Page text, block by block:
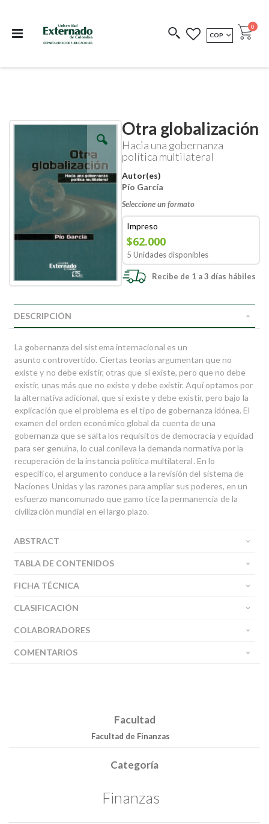
COEDICIONES REDIMIR CÓDIGO
MONEDA
COP Cart
0
Otra globalización
Hacia una gobernanza
política multilateral
Autor(es)
Pío García
Seleccione un formato
Impreso
$62.000
5 Unidades disponibles
Recibe de 1 a 3 días hábiles
Skip
images
gallery
Skip
images
gallery
DESCRIPCIÓN
La gobernanza del sistema internacional es un
asunto controvertido. Ciertas teorías argumentan que no
existe y no debe existir, otras que sí existe, pero que no debe
existir, unas más que no existe y debe existir. Aquí optamos por
la alternativa adicional, que sí existe y debe existir, pero bajo la
explicación que el problema es el tipo de gobernanza idónea. El
examen del orden económico global da cuenta de una
gobernanza que se salta los requisitos de democracia y equidad
para ser genuina, lo cual conlleva la demanda normativa por la
recuperación de la instancia política multilateral. En lo
específico, el argumento conduce a la revisión del sistema de
Naciones Unidas y las razones para ampliar sus poderes, en un
esfuerzo mancomunado que gamo tice la permanencia de la
civilización mundial en el largo plazo.
ABSTRACT
TABLA DE CONTENIDOS
FICHA TÉCNICA
CLASIFICACIÓN
COLABORADORES
COMENTARIOS
Facultad
Facultad de Finanzas
Categoría
Finanzas